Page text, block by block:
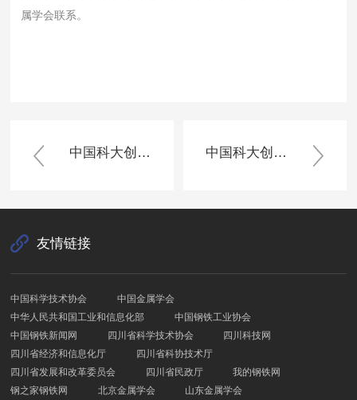
属学会联系。
中国科大创制出超稳定的亚纳米级高熵合金 中国科大创制出超稳定的亚纳米级高熵合金
友情链接
中国科学技术协会
中国金属学会
中华人民共和国工业和信息化部
中国钢铁工业协会
中国钢铁新闻网
四川省科学技术协会
四川科技网
四川省经济和信息化厅
四川省科协技术厅
四川省发展和改革委员会
四川省民政厅
我的钢铁网
钢之家钢铁网
北京金属学会 山东金属学会